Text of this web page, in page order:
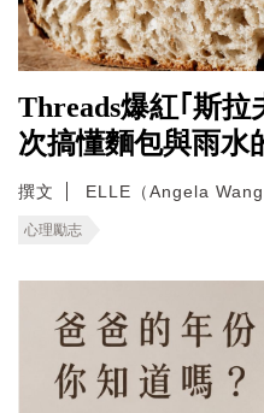
Threads爆紅｢斯
次搞懂麵包與雨水
撰文 ELLE（Angela Wang
心理勵志